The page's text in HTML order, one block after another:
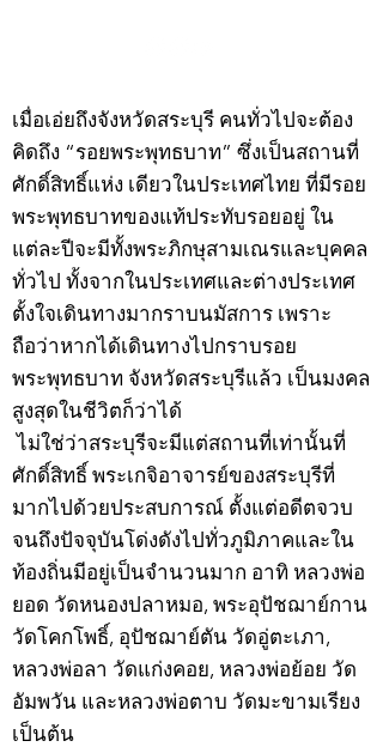
เมื่อเอ่ยถึงจังหวัดสระบุรี คนทั่วไปจะต้อง
คิดถึง “รอยพระพุทธบาท” ซึ่งเป็นสถานที่
ศักดิ์สิทธิ์แห่ง เดียวในประเทศไทย ที่มีรอย
พระพุทธบาทของแท้ประทับรอยอยู่ ใน
แต่ละปีจะมีทั้งพระภิกษุสามเณรและบุคคล
ทั่วไป ทั้งจากในประเทศและต่างประเทศ
ตั้งใจเดินทางมากราบนมัสการ เพราะ
ถือว่าหากได้เดินทางไปกราบรอย
พระพุทธบาท จังหวัดสระบุรีแล้ว เป็นมงคล
สูงสุดในชีวิตก็ว่าได้
ไม่ใช่ว่าสระบุรีจะมีแต่สถานที่เท่านั้นที่
ศักดิ์สิทธิ์ พระเกจิอาจารย์ของสระบุรีที่
มากไปด้วยประสบการณ์ ตั้งแต่อดีตจวบ
จนถึงปัจจุบันโด่งดังไปทั่วภูมิภาคและใน
ท้องถิ่นมีอยู่เป็นจำนวนมาก อาทิ หลวงพ่อ
ยอด วัดหนองปลาหมอ, พระอุปัชฌาย์กาน
วัดโคกโพธิ์, อุปัชฌาย์ตัน วัดอู่ตะเภา,
หลวงพ่อลา วัดแก่งคอย, หลวงพ่อย้อย วัด
อัมพวัน และหลวงพ่อตาบ วัดมะขามเรียง
เป็นต้น